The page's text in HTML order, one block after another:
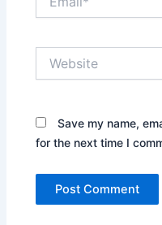
Save my name,
for the next time I